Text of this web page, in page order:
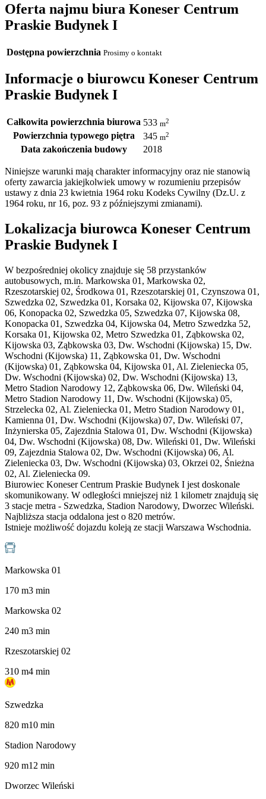
Oferta najmu biura Koneser Centrum
Praskie Budynek I
Dostępna powierzchnia Prosimy o kontakt
Informacje o biurowcu Koneser Centrum
Praskie Budynek I
Całkowita powierzchnia biurowa 533 m2
Powierzchnia typowego piętra 345 m2
Data zakończenia budowy 2018
Niniejsze warunki mają charakter informacyjny oraz nie stanowią
oferty zawarcia jakiejkolwiek umowy w rozumieniu przepisów
ustawy z dnia 23 kwietnia 1964 roku Kodeks Cywilny (Dz.U. z
1964 roku, nr 16, poz. 93 z późniejszymi zmianami).
Lokalizacja biurowca Koneser Centrum
Praskie Budynek I
W bezpośredniej okolicy znajduje się 58 przystanków
autobusowych, m.in. Markowska 01, Markowska 02,
Rzeszotarskiej 02, Środkowa 01, Rzeszotarskiej 01, Czynszowa 01,
Szwedzka 02, Szwedzka 01, Korsaka 02, Kijowska 07, Kijowska
06, Konopacka 02, Szwedzka 05, Szwedzka 07, Kijowska 08,
Konopacka 01, Szwedzka 04, Kijowska 04, Metro Szwedzka 52,
Korsaka 01, Kijowska 02, Metro Szwedzka 01, Ząbkowska 02,
Kijowska 03, Ząbkowska 03, Dw. Wschodni (Kijowska) 15, Dw.
Wschodni (Kijowska) 11, Ząbkowska 01, Dw. Wschodni
(Kijowska) 01, Ząbkowska 04, Kijowska 01, Al. Zieleniecka 05,
Dw. Wschodni (Kijowska) 02, Dw. Wschodni (Kijowska) 13,
Metro Stadion Narodowy 12, Ząbkowska 06, Dw. Wileński 04,
Metro Stadion Narodowy 11, Dw. Wschodni (Kijowska) 05,
Strzelecka 02, Al. Zieleniecka 01, Metro Stadion Narodowy 01,
Kamienna 01, Dw. Wschodni (Kijowska) 07, Dw. Wileński 07,
Inżynierska 05, Zajezdnia Stalowa 01, Dw. Wschodni (Kijowska)
04, Dw. Wschodni (Kijowska) 08, Dw. Wileński 01, Dw. Wileński
09, Zajezdnia Stalowa 02, Dw. Wschodni (Kijowska) 06, Al.
Zieleniecka 03, Dw. Wschodni (Kijowska) 03, Okrzei 02, Śnieżna
02, Al. Zieleniecka 09.
Biurowiec Koneser Centrum Praskie Budynek I jest doskonale
skomunikowany. W odległości mniejszej niż 1 kilometr znajdują się
3 stacje metra - Szwedzka, Stadion Narodowy, Dworzec Wileński.
Najbliższa stacja oddalona jest o 820 metrów.
Istnieje możliwość dojazdu koleją ze stacji Warszawa Wschodnia.
Markowska 01
170 m3 min
Markowska 02
240 m3 min
Rzeszotarskiej 02
310 m4 min
Szwedzka
820 m10 min
Stadion Narodowy
920 m12 min
Dworzec Wileński